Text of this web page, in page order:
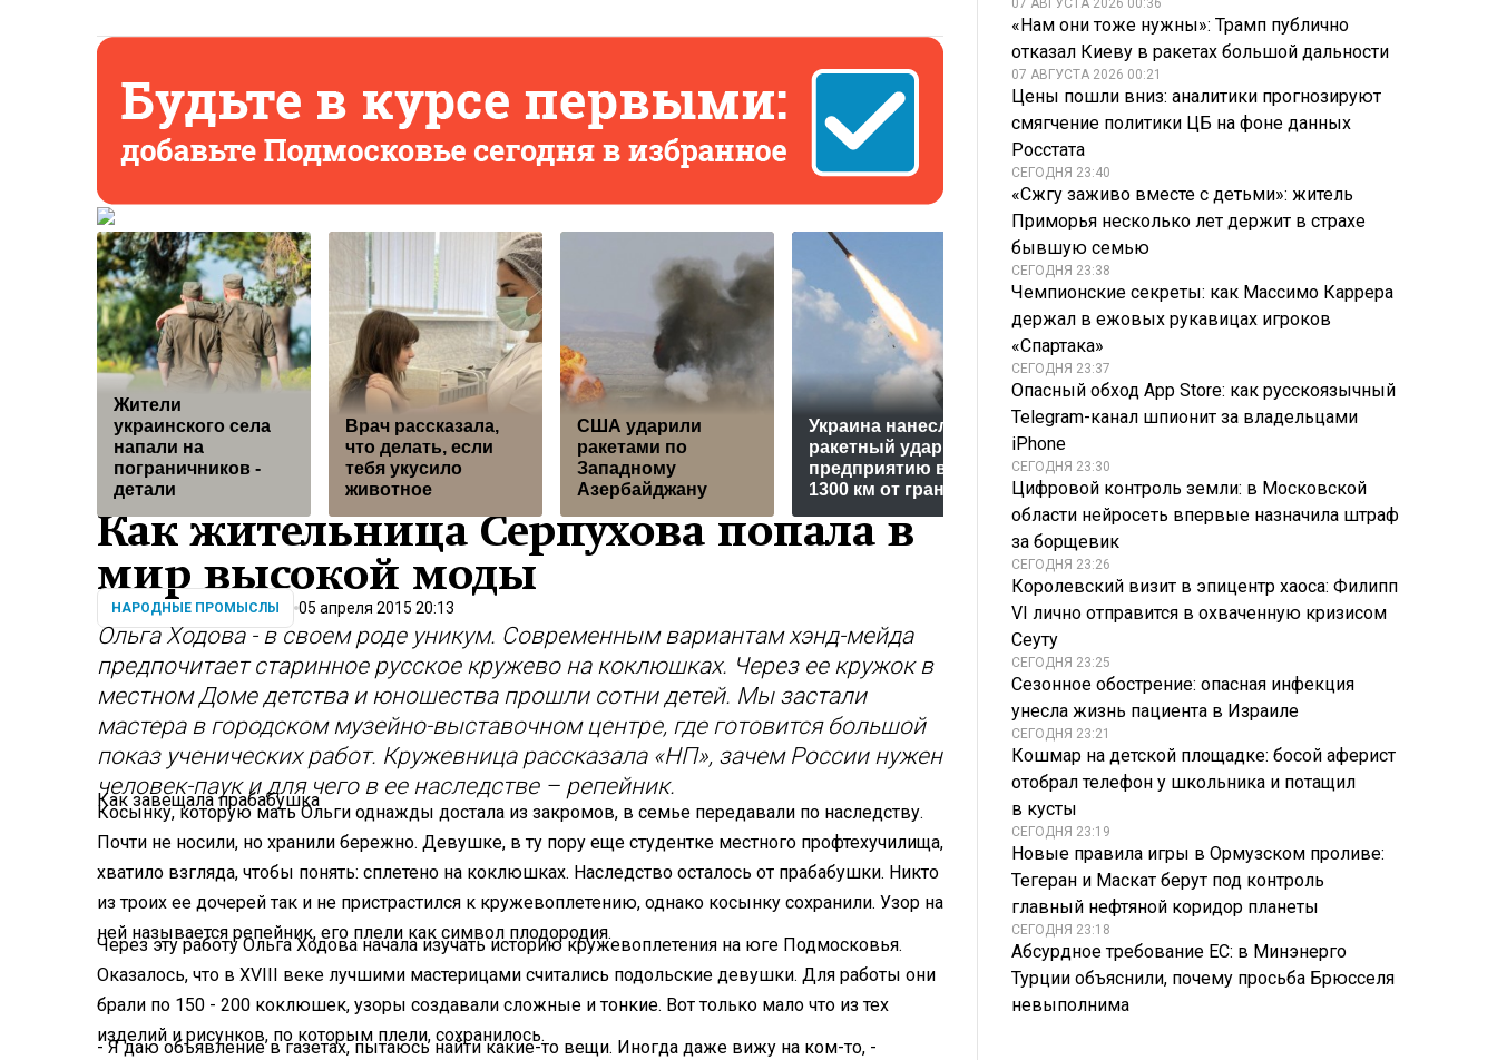
Жители
украинского села
напали на
пограничников -
детали
Врач рассказала,
что делать, если
тебя укусило
животное
США ударили
ракетами по
Западному
Азербайджану
Украина нанесла
ракетный удар по
предприятию в
1300 км от границы
Елена Исинбаева
задолжала более
147 тысяч перед
ФНС
Россиянам
отдыха в Таиланде
Как жительница Серпухова попала в
мир высокой моды
НАРОДНЫЕ ПРОМЫСЛЫ 05 апреля 2015 20:13
Ольга Ходова - в своем роде уникум. Современным вариантам хэнд-мейда
предпочитает старинное русское кружево на коклюшках. Через ее кружок в
местном Доме детства и юношества прошли сотни детей. Мы застали
мастера в городском музейно-выставочном центре, где готовится большой
показ ученических работ. Кружевница рассказала «НП», зачем России нужен
человек-паук и для чего в ее наследстве – репейник.
Как завещала прабабушка
Косынку, которую мать Ольги однажды достала из закромов, в семье передавали по наследству.
Почти не носили, но хранили бережно. Девушке, в ту пору еще студентке местного профтехучилища,
хватило взгляда, чтобы понять: сплетено на коклюшках. Наследство осталось от прабабушки. Никто
из троих ее дочерей так и не пристрастился к кружевоплетению, однако косынку сохранили. Узор на
ней называется репейник, его плели как символ плодородия.
Через эту работу Ольга Ходова начала изучать историю кружевоплетения на юге Подмосковья.
Оказалось, что в XVIII веке лучшими мастерицами считались подольские девушки. Для работы они
брали по 150 - 200 коклюшек, узоры создавали сложные и тонкие. Вот только мало что из тех
изделий и рисунков, по которым плели, сохранилось.
- Я даю объявление в газетах, пытаюсь найти какие-то вещи. Иногда даже вижу на ком-то, -
07 АВГУСТА 2026 00:36
«Нам они тоже нужны»: Трамп публично
отказал Киеву в ракетах большой дальности
07 АВГУСТА 2026 00:21
Цены пошли вниз: аналитики прогнозируют
смягчение политики ЦБ на фоне данных
Росстата
СЕГОДНЯ 23:40
«Сжгу заживо вместе с детьми»: житель
Приморья несколько лет держит в страхе
бывшую семью
СЕГОДНЯ 23:38
Чемпионские секреты: как Массимо Каррера
держал в ежовых рукавицах игроков
«Спартака»
СЕГОДНЯ 23:37
Опасный обход App Store: как русскоязычный
Telegram-канал шпионит за владельцами
iPhone
СЕГОДНЯ 23:30
Цифровой контроль земли: в Московской
области нейросеть впервые назначила штраф
за борщевик
СЕГОДНЯ 23:26
Королевский визит в эпицентр хаоса: Филипп
VI лично отправится в охваченную кризисом
Сеуту
СЕГОДНЯ 23:25
Сезонное обострение: опасная инфекция
унесла жизнь пациента в Израиле
СЕГОДНЯ 23:21
Кошмар на детской площадке: босой аферист
отобрал телефон у школьника и потащил
в кусты
СЕГОДНЯ 23:19
Новые правила игры в Ормузском проливе:
Тегеран и Маскат берут под контроль
главный нефтяной коридор планеты
СЕГОДНЯ 23:18
Абсурдное требование ЕС: в Минэнерго
Турции объяснили, почему просьба Брюсселя
невыполнима